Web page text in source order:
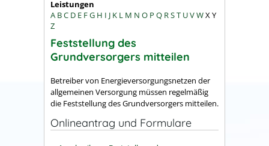
Leistungen
A BC D E FG H I J K L M N O P Q RST UVWXY
Z
Feststellung des
Grundversorgers mitteilen
Betreiber von Energieversorgungsnetzen der
allgemeinen Versorgung müssen regelmäßig
die Feststellung des Grundversorgers mitteilen.
Onlineantrag und Formulare